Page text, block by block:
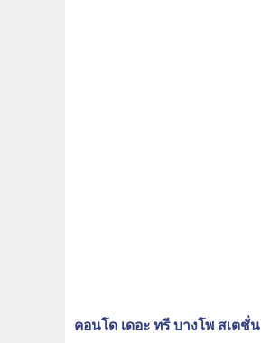
คอนโด เดอะ ทรี บางโพ สเตชั่น